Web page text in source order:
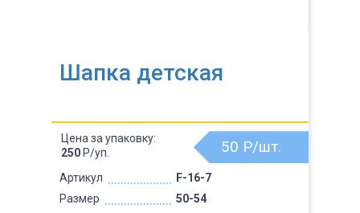
Шапка детская
Артикул
F-16-7
Размер
50-54
50 Р/шт.
Цена за упаковку:
250 Р/уп.